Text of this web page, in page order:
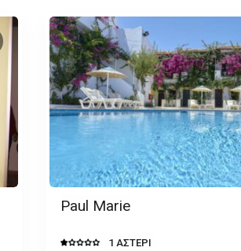
Paul Marie
1 ΑΣΤΕΡΙ